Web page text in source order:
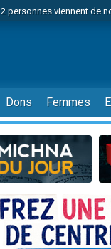
2 personnes viennent de
3 personnes viennent
2 personnes viennent
3 personnes viennent de
11 personnes viennent de
3 personnes
Il reste 49 places
2 personnes viennent de
29 personnes viennent de
Il reste 49 places
2 personnes viennent de
Dons Femmes